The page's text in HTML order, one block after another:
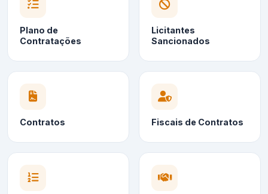
Plano de
Contratações
Licitantes
Sancionados
Contratos Fiscais de Contratos